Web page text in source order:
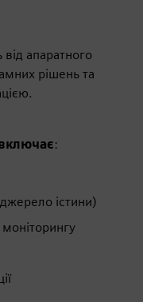
апаратного
рішень та
:
істини)
моніторингу